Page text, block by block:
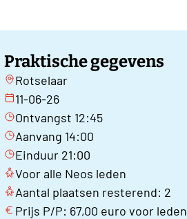
Praktische gegevens
Rotselaar
11-06-26
Ontvangst 12:45
Aanvang 14:00
Einduur 21:00
Voor alle Neos leden
Aantal plaatsen resterend: 2
Prijs P/P: 67,00 euro voor leden